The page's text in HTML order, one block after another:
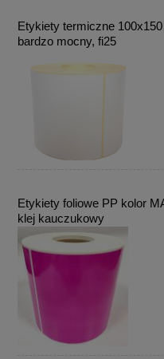
Etykiety termiczne
bardzo mocny, fi25
Etykiety foliowe PP kolor
klej kauczukowy